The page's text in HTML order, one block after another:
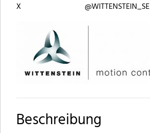
X
@WITTENSTEIN_SE
Beschreibung